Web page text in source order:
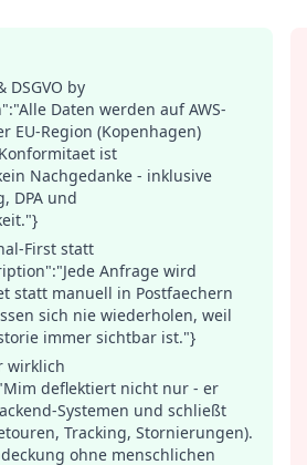
by
Daten werden auf AWS-
EU-Region (Kopenhagen)
ist
Nachgedanke - inklusive
DPA und
First statt
Anfrage wird
statt manuell in Postfaechern
sich nie wiederholen, weil
immer sichtbar ist."}
wirklich
deflektiert nicht nur - er
Systemen und schließt
Tracking, Stornierungen).
ohne menschlichen